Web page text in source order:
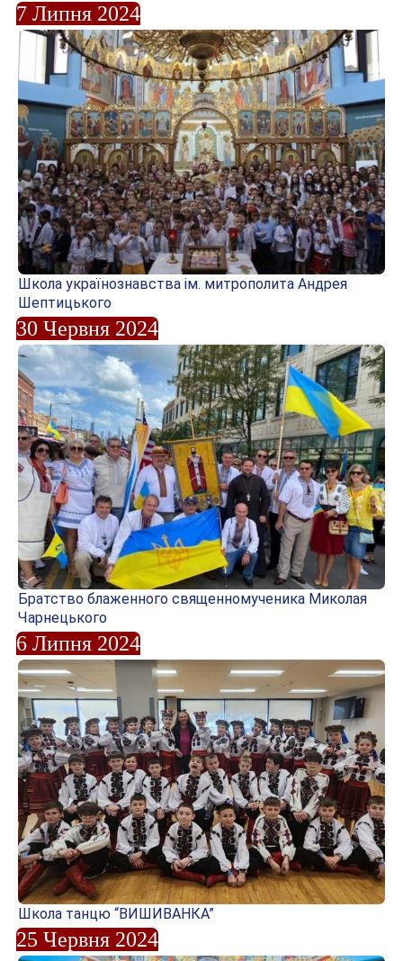
7 Липня 2024
Школа українознавства ім. митрополита Андрея
Шептицького
30 Червня 2024
Братство блаженного священномученика Миколая
Чарнецького
6 Липня 2024
Школа танцю “ВИШИВАНКА”
25 Червня 2024